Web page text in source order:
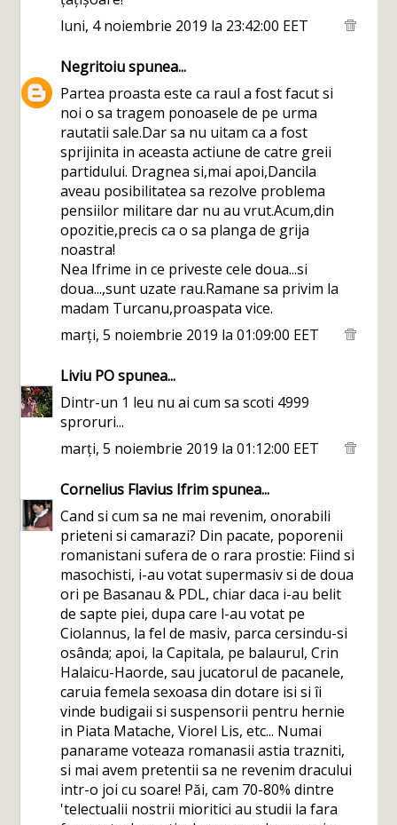
luni, 4 noiembrie 2019 la 23:42:00 EET
Negritoiuspunea...
Partea proasta este ca raul a fost facut si
noi o sa tragem ponoasele de pe urma
rautatii sale.Dar sa nu uitam ca a fost
sprijinita in aceasta actiune de catre greii
partidului. Dragnea si,mai apoi,Dancila
aveau posibilitatea sa rezolve problema
pensiilor militare dar nu au vrut.Acum,din
opozitie,precis ca o sa planga de grija
noastra!
Nea Ifrime in ce priveste cele doua...si
doua...,sunt uzate rau.Ramane sa privim la
madam Turcanu,proaspata vice.
marți, 5 noiembrie 2019 la 01:09:00 EET
Liviu POspunea...
Dintr-un 1 leu nu ai cum sa scoti 4999
sproruri...
marți, 5 noiembrie 2019 la 01:12:00 EET
Cornelius Flavius Ifrimspunea...
Cand si cum sa ne mai revenim, onorabili
prieteni si camarazi? Din pacate, poporenii
romanistani sufera de o rara prostie: Fiind si
masochisti, i-au votat supermasiv si de doua
ori pe Basanau & PDL, chiar daca i-au belit
de sapte piei, dupa care l-au votat pe
Ciolannus, la fel de masiv, parca cersindu-si
osânda; apoi, la Capitala, pe balaurul, Crin
Halaicu-Haorde, sau jucatorul de pacanele,
caruia femela sexoasa din dotare isi si îi
vinde budigaii si suspensorii pentru hernie
in Piata Matache, Viorel Lis, etc... Numai
panarame voteaza romanasii astia trazniti,
si mai avem pretentii sa ne revenim dracului
intr-o joi cu soare! Păi, cam 70-80% dintre
'telectualii nostrii mioritici au studii la fara